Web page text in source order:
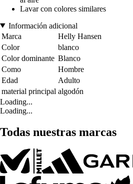
Lavar con colores similares
Información adicional
Marca
Helly Hansen
Color
blanco
Color dominante Blanco
Como
Hombre
Edad
Adulto
material principal algodón
Loading...
Loading...
Todas nuestras marcas